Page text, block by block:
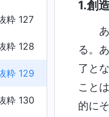
粋 127
粋 128
粋 129
粋 130
1.創
る。
了と
こと
的に